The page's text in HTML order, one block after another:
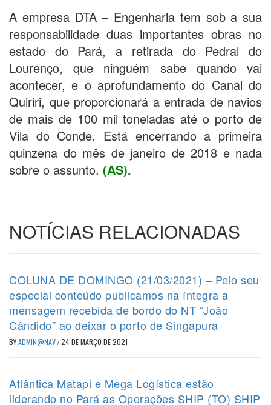
A empresa DTA – Engenharia tem sob a sua
responsabilidade duas importantes obras no
estado do Pará, a retirada do Pedral do
Lourenço, que ninguém sabe quando vai
acontecer, e o aprofundamento do Canal do
Quiriri, que proporcionará a entrada de navios
de mais de 100 mil toneladas até o porto de
Vila do Conde. Está encerrando a primeira
quinzena do mês de janeiro de 2018 e nada
sobre o assunto. (AS).
NOTÍCIAS RELACIONADAS
COLUNA DE DOMINGO (21/03/2021) – Pelo seu
especial conteúdo publicamos na íntegra a
mensagem recebida de bordo do NT “João
Cândido” ao deixar o porto de Singapura
BYADMIN@NAV/24 DE MARÇO DE 2021
Atlântica Matapi e Mega Logística estão
liderando no Pará as Operações SHIP (TO) SHIP